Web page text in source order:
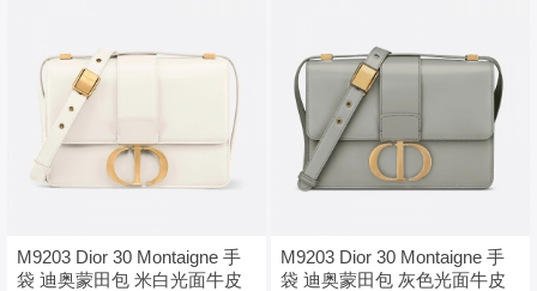
M9203 Dior 30 Montaigne 手
袋 迪奥蒙田包 米白光面牛皮
M9203 Dior 30 Montaigne 手
袋 迪奥蒙田包 灰色光面牛皮